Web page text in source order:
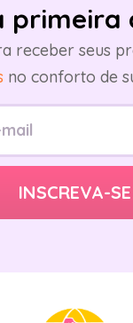
primeira
receber seus
no conforto de